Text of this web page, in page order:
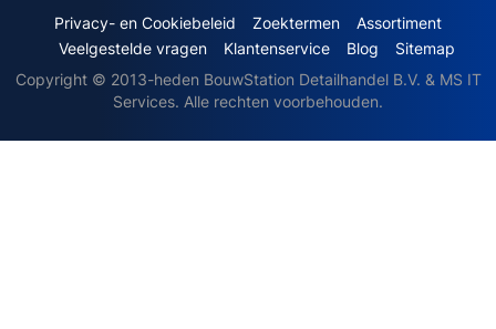
o
z
Privacy- en Cookiebeleid Zoektermen
Assortiment
Veelgestelde vragen
Klantenservice Blog
Sitemap
Copyright © 2013-heden BouwStation Detailhandel B.V. & MS IT
Services. Alle rechten voorbehouden.